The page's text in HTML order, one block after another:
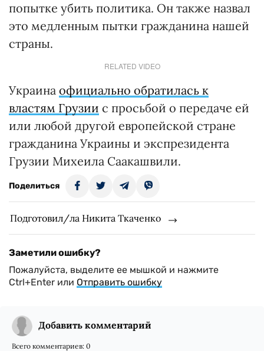
попытке убить политика. Он также назвал
это медленным пытки гражданина нашей
страны.
RELATED VIDEO
Украина официально обратилась к
властям Грузии с просьбой о передаче ей
или любой другой европейской стране
гражданина Украины и экспрезидента
Грузии Михеила Саакашвили.
Поделиться
Подготовил/ла Никита Ткаченко
Заметили ошибку?
Пожалуйста, выделите ее мышкой и нажмите
Ctrl+Enter или Отправить ошибку
Добавить комментарий
Всего комментариев: 0